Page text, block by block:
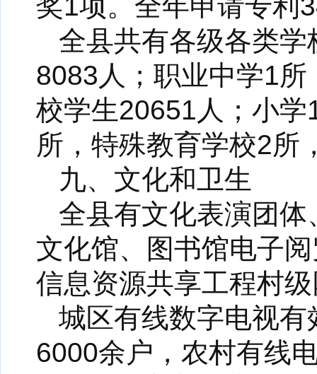
全县共有各级各类
8083人；职业中学1
校学生20651人；小
所，特殊教育学校2所
九、文化和卫生
全县有文化表演团
文化馆、图书馆电子
信息资源共享工程村
城区有线数字电视
6000余户，农村有线